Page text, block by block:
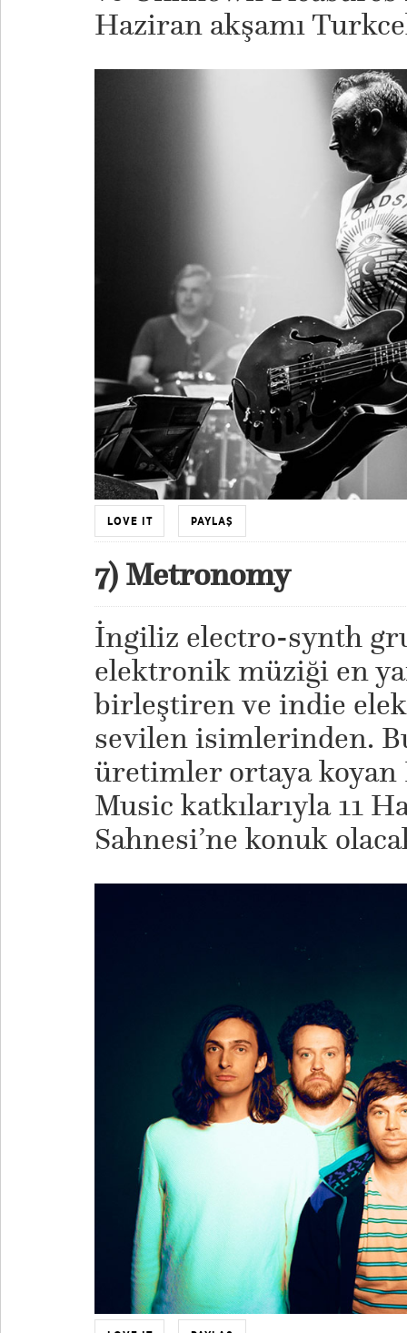
Haziran akşamı
LOVE IT PAYLAŞ
7) Metronomy
İngiliz electro-synth
elektronik müziği en
birleştiren ve indie
sevilen isimlerinden.
üretimler ortaya koyan
Music katkılarıyla 11
Sahnesi’ne konuk